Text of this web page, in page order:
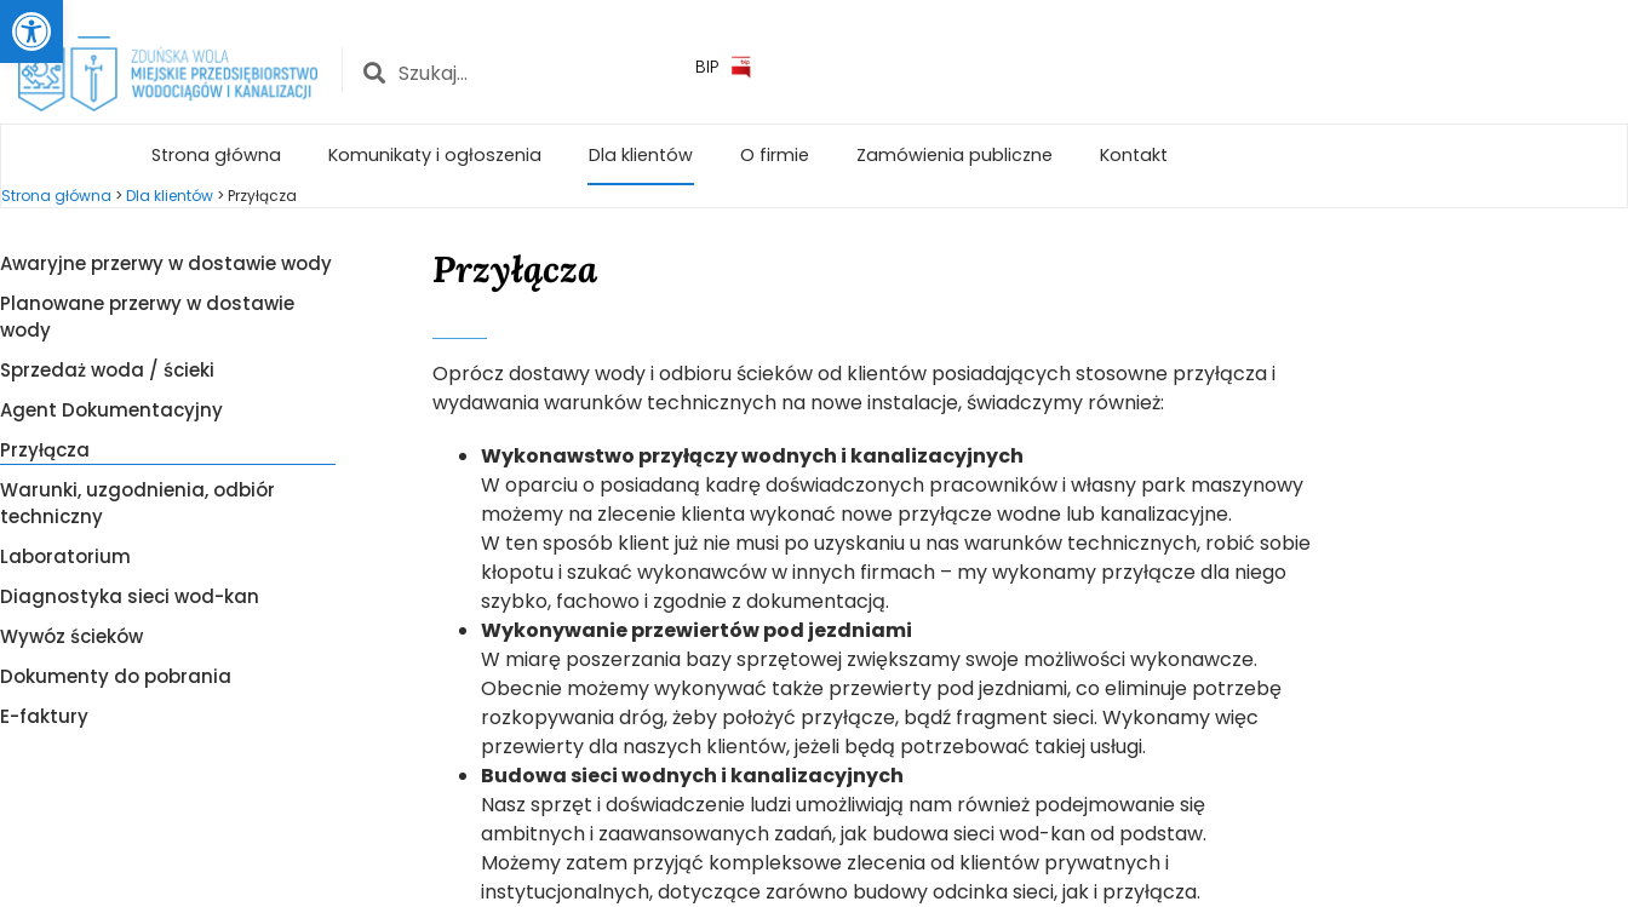
BIP
Strona główna Komunikaty i ogłoszenia Dla klientów O firmie Zamówienia publiczne Kontakt
Strona główna > Dla klientów > Przyłącza
Awaryjne przerwy w dostawie wody
Planowane przerwy w dostawie
wody
Sprzedaż woda / ścieki
Agent Dokumentacyjny
Przyłącza
Warunki, uzgodnienia, odbiór
techniczny
Laboratorium
Diagnostyka sieci wod-kan
Wywóz ścieków
Dokumenty do pobrania
E-faktury
Przyłącza
Oprócz dostawy wody i odbioru ścieków od klientów posiadających stosowne przyłącza i
wydawania warunków technicznych na nowe instalacje, świadczymy również:
Wykonawstwo przyłączy wodnych i kanalizacyjnych
W oparciu o posiadaną kadrę doświadczonych pracowników i własny park maszynowy
możemy na zlecenie klienta wykonać nowe przyłącze wodne lub kanalizacyjne.
W ten sposób klient już nie musi po uzyskaniu u nas warunków technicznych, robić sobie
kłopotu i szukać wykonawców w innych firmach – my wykonamy przyłącze dla niego
szybko, fachowo i zgodnie z dokumentacją.
Wykonywanie przewiertów pod jezdniami
W miarę poszerzania bazy sprzętowej zwiększamy swoje możliwości wykonawcze.
Obecnie możemy wykonywać także przewierty pod jezdniami, co eliminuje potrzebę
rozkopywania dróg, żeby położyć przyłącze, bądź fragment sieci. Wykonamy więc
przewierty dla naszych klientów, jeżeli będą potrzebować takiej usługi.
Budowa sieci wodnych i kanalizacyjnych
Nasz sprzęt i doświadczenie ludzi umożliwiają nam również podejmowanie się
ambitnych i zaawansowanych zadań, jak budowa sieci wod-kan od podstaw.
Możemy zatem przyjąć kompleksowe zlecenia od klientów prywatnych i
instytucjonalnych, dotyczące zarówno budowy odcinka sieci, jak i przyłącza.